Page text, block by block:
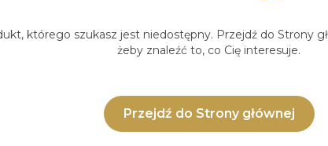
którego szukasz jest niedostępny. Przejdź do Strony
żeby znaleźć to, co Cię interesuje.
Przejdź do Strony głównej